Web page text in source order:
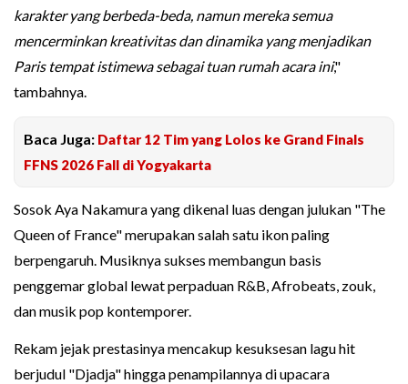
karakter yang berbeda-beda, namun mereka semua
mencerminkan kreativitas dan dinamika yang menjadikan
Paris tempat istimewa sebagai tuan rumah acara ini,"
tambahnya.
Baca Juga: Daftar 12 Tim yang Lolos ke Grand Finals
FFNS 2026 Fall di Yogyakarta
Sosok Aya Nakamura yang dikenal luas dengan julukan "The
Queen of France" merupakan salah satu ikon paling
berpengaruh. Musiknya sukses membangun basis
penggemar global lewat perpaduan R&B, Afrobeats, zouk,
dan musik pop kontemporer.
Rekam jejak prestasinya mencakup kesuksesan lagu hit
berjudul "Djadja" hingga penampilannya di upacara